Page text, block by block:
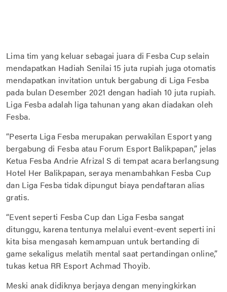
Lima tim yang keluar sebagai juara di Fesba Cup selain
mendapatkan Hadiah Senilai 15 juta rupiah juga otomatis
mendapatkan invitation untuk bergabung di Liga Fesba
pada bulan Desember 2021 dengan hadiah 10 juta rupiah.
Liga Fesba adalah liga tahunan yang akan diadakan oleh
Fesba.
“Peserta Liga Fesba merupakan perwakilan Esport yang
bergabung di Fesba atau Forum Esport Balikpapan,” jelas
Ketua Fesba Andrie Afrizal S di tempat acara berlangsung
Hotel Her Balikpapan, seraya menambahkan Fesba Cup
dan Liga Fesba tidak dipungut biaya pendaftaran alias
gratis.
“Event seperti Fesba Cup dan Liga Fesba sangat
ditunggu, karena tentunya melalui event-event seperti ini
kita bisa mengasah kemampuan untuk bertanding di
game sekaligus melatih mental saat pertandingan online,”
tukas ketua RR Esport Achmad Thoyib.
Meski anak didiknya berjaya dengan menyingkirkan